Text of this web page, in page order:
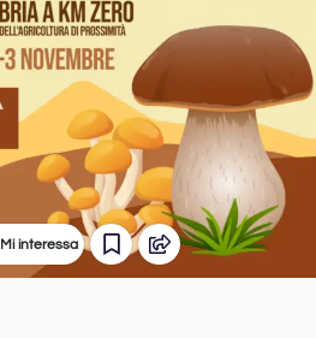
Mi interessa